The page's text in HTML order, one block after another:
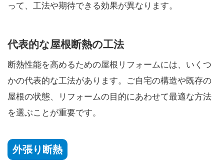
って、工法や期待できる効果が異なります。
代表的な屋根断熱の工法
断熱性能を高めるための屋根リフォームには、いくつ
かの代表的な工法があります。ご自宅の構造や既存の
屋根の状態、リフォームの目的にあわせて最適な方法
を選ぶことが重要です。
外張り断熱